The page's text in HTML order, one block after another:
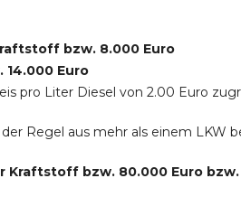
bzw. 8.000 Euro
14.000 Euro
pro Liter Diesel von 2.00 Euro
Regel aus mehr als einem
Kraftstoff bzw. 80.000 Euro